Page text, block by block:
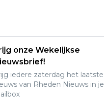
onze Wekelijkse
iedere zaterdag het laatste
van Rheden Nieuws in je